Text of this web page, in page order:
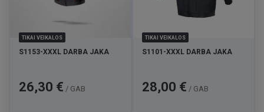
TIKAI VEIKALOS
S1153-XXXL DARBA JAKA
Cena
26,30 € / GAB
TIKAI VEIKALOS
S1101-XXXL DARBA JAKA
Cena
28,00 € / GAB